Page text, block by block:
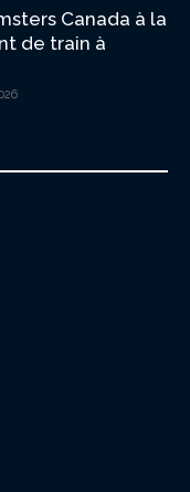
Canada à la
de train à